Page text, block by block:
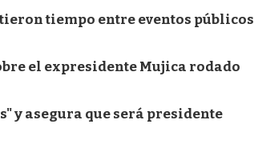
tiempo entre eventos públicos
el expresidente Mujica rodado
y asegura que será presidente